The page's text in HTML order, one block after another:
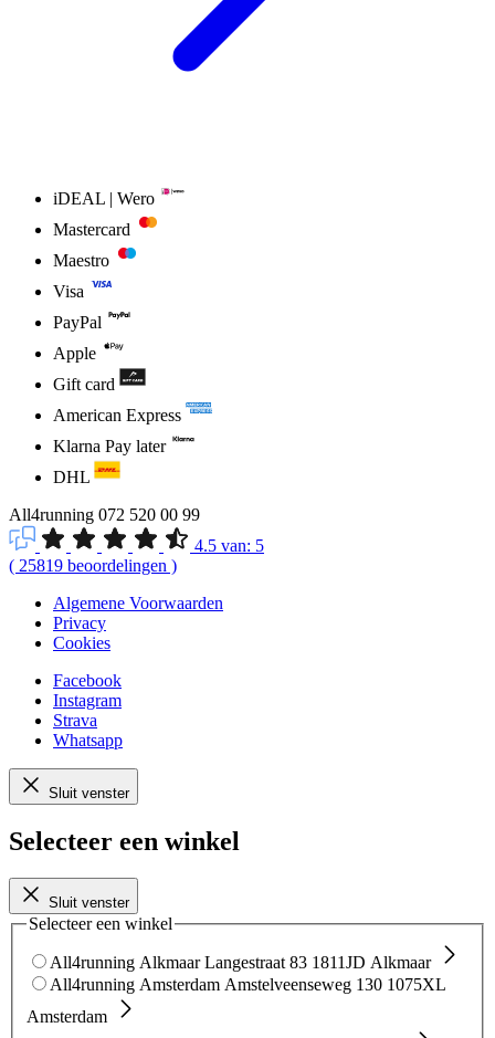
iDEAL | Wero
Mastercard
Maestro
Visa
PayPal
Apple
Gift card
American Express
Klarna Pay later
DHL
All4running 072 520 00 99
4.5 van: 5
( 25819 beoordelingen )
Algemene Voorwaarden
Privacy
Cookies
Facebook
Instagram
Strava
Whatsapp
Sluit venster
Selecteer een winkel
Sluit venster
Selecteer een winkel
All4running Alkmaar Langestraat 83 1811JD Alkmaar
All4running Amsterdam Amstelveenseweg 130 1075XL
Amsterdam